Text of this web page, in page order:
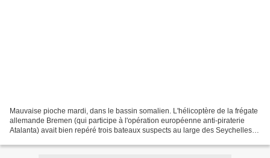
Mauvaise pioche mardi, dans le bassin somalien. L'hélicoptère de la frégate
allemande Bremen (qui participe à l'opération européenne anti-piraterie
Atalanta) avait bien repéré trois bateaux suspects au large des Seychelles